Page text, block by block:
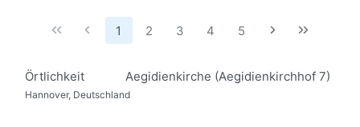
1 2 3 4 5
Örtlichkeit Aegidienkirche (Aegidienkirchhof 7)
Hannover, Deutschland